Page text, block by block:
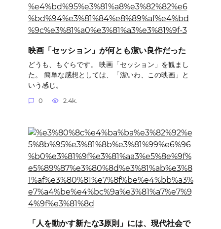
映画「セッション」が何とも潔い良作だった
どうも、もぐらです。 映画「セッション」を観まし
た。 簡単な感想としては、「潔いわ、この映画」と
いう感じ。
0 2.4k.
「人を動かす新たな3原則」には、現代社会で